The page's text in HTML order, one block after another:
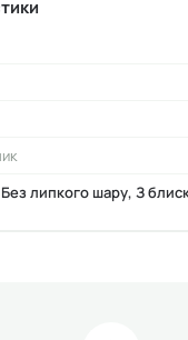
НАНЕСІТЬ НА
КРАПЛЮ ТА
У ЛАМПІ LED
Без липкого шару, З